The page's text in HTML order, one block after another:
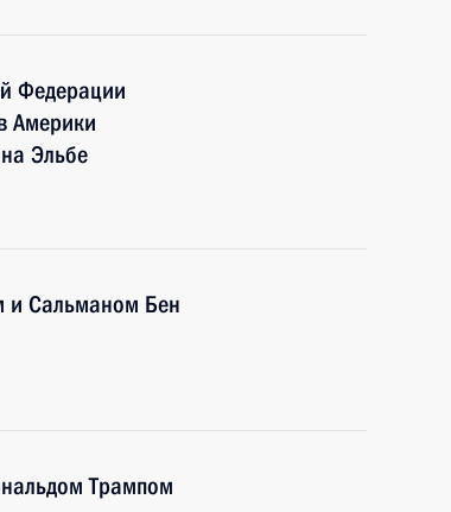
Федерации
Америки
Эльбе
и Сальманом Бен
Трампом